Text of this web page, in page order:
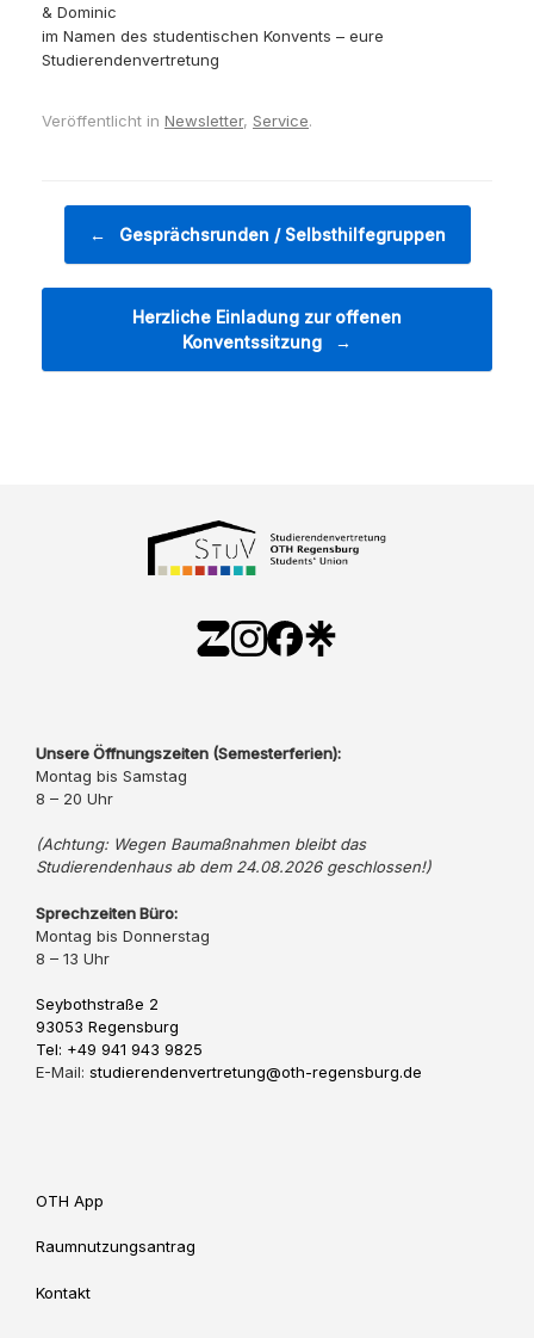
& Dominic
im Namen des studentischen Konvents – eure
Studierendenvertretung
Veröffentlicht in Newsletter, Service.
← Gesprächsrunden / Selbsthilfegruppen
Herzliche Einladung zur offenen
Konventssitzung
→
Unsere Öffnungszeiten (Semesterferien):
Montag bis Samstag
8 – 20 Uhr
(Achtung: Wegen Baumaßnahmen bleibt das
Studierendenhaus ab dem 24.08.2026 geschlossen!)
Sprechzeiten Büro:
Montag bis Donnerstag
8 – 13 Uhr
Seybothstraße 2
93053 Regensburg
Tel: +49 941 943 9825
E-Mail: studierendenvertretung@oth-regensburg.de
OTH App
Raumnutzungsantrag
Kontakt